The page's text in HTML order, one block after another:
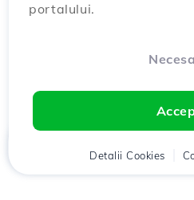
portalului.
Detalii Cookies
Client Coș